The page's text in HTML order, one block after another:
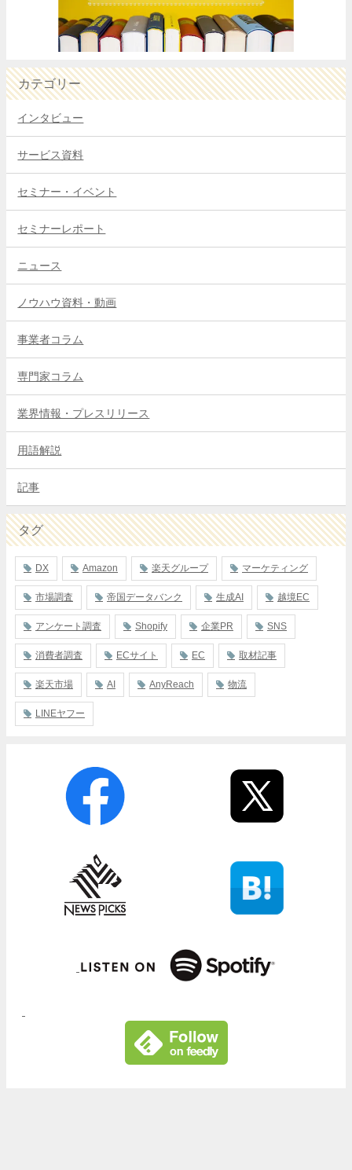
カテゴリー
インタビュー
サービス資料
セミナー・イベント
セミナーレポート
ニュース
ノウハウ資料・動画
事業者コラム
専門家コラム
業界情報・プレスリリース
用語解説
記事
タグ
DX Amazon 楽天グループ マーケティング
市場調査 帝国データバンク 生成AI 越境EC
アンケート調査 Shopify 企業PR SNS
消費者調査 ECサイト EC 取材記事
楽天市場 AI AnyReach 物流
LINEヤフー